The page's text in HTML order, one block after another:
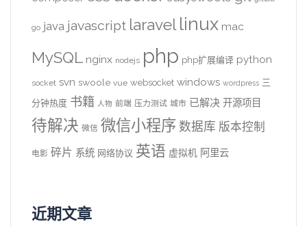
go java javascript laravel linux mac
MySQL nginx nodejs php php扩展编译 python
socket svn swoole vue websocket windows wordpress 三
分钟热度 书籍 人物 前端 压力测试 城市 已解决 开源项目
待解决 微信 微信小程序 数据库 版本控制
电影 碎片 系统 网络协议 英语 虚拟机 阿里云
近期文章